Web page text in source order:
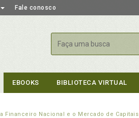
Fale conosco
Buscar
EBOOKS BIBLIOTECA VIRTUAL
Financeiro Nacional e o Mercado de Capitais